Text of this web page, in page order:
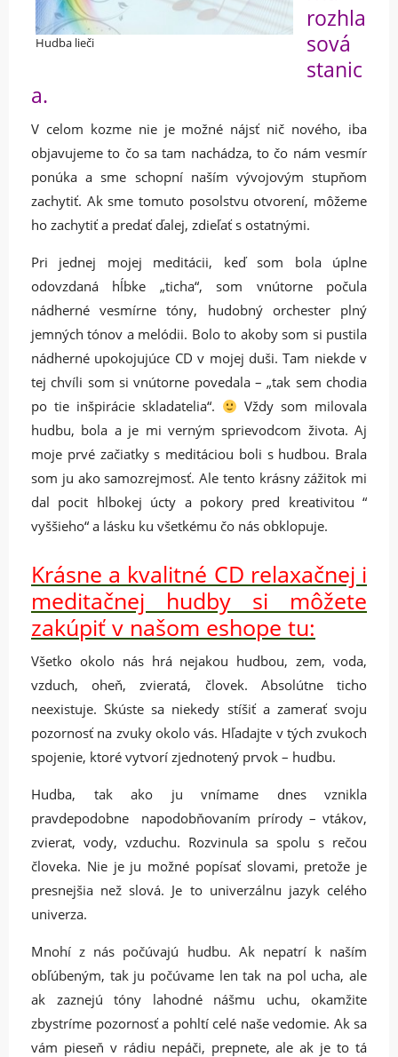
Hudba lieči
rozhla
sová
stanic
a.
V celom kozme nie je možné nájsť nič nového, iba
objavujeme to čo sa tam nachádza, to čo nám vesmír
ponúka a sme schopní naším vývojovým stupňom
zachytiť. Ak sme tomuto posolstvu otvorení, môžeme
ho zachytiť a predať ďalej, zdieľať s ostatnými.
Pri jednej mojej meditácii, keď som bola úplne
odovzdaná hĺbke „ticha“, som vnútorne počula
nádherné vesmírne tóny, hudobný orchester plný
jemných tónov a melódii. Bolo to akoby som si pustila
nádherné upokojujúce CD v mojej duši. Tam niekde v
tej chvíli som si vnútorne povedala – „tak sem chodia
po tie inšpirácie skladatelia“.
Vždy som milovala
hudbu, bola a je mi verným sprievodcom života. Aj
moje prvé začiatky s meditáciou boli s hudbou. Brala
som ju ako samozrejmosť. Ale tento krásny zážitok mi
dal pocit hlbokej úcty a pokory pred kreativitou “
vyššieho“ a lásku ku všetkému čo nás obklopuje.
Krásne a kvalitné CD relaxačnej i
meditačnej hudby si môžete
zakúpiť v našom eshope tu:
Všetko okolo nás hrá nejakou hudbou, zem, voda,
vzduch, oheň, zvieratá, človek. Absolútne ticho
neexistuje. Skúste sa niekedy stíšiť a zamerať svoju
pozornosť na zvuky okolo vás. Hľadajte v tých zvukoch
spojenie, ktoré vytvorí zjednotený prvok – hudbu.
Hudba, tak ako ju vnímame dnes vznikla
pravdepodobne napodobňovaním prírody – vtákov,
zvierat, vody, vzduchu. Rozvinula sa spolu s rečou
človeka. Nie je ju možné popísať slovami, pretože je
presnejšia než slová. Je to univerzálnu jazyk celého
univerza.
Mnohí z nás počúvajú hudbu. Ak nepatrí k naším
obľúbeným, tak ju počúvame len tak na pol ucha, ale
ak zaznejú tóny lahodné nášmu uchu, okamžite
zbystríme pozornosť a pohltí celé naše vedomie. Ak sa
vám pieseň v rádiu nepáči, prepnete, ale ak je to tá